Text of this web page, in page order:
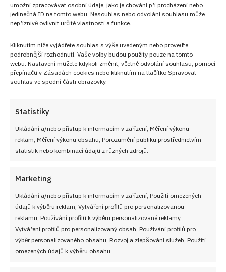
umožní zpracovávat osobní údaje, jako je chování při procházení nebo
jedinečná ID na tomto webu. Nesouhlas nebo odvolání souhlasu může
nepříznivě ovlivnit určité vlastnosti a funkce.
Kliknutím níže vyjádřete souhlas s výše uvedeným nebo proveďte
podrobnější rozhodnutí. Vaše volby budou použity pouze na tomto
webu. Nastavení můžete kdykoli změnit, včetně odvolání souhlasu, pomocí
přepínačů v Zásadách cookies nebo kliknutím na tlačítko Spravovat
souhlas ve spodní části obrazovky.
Statistiky
Ukládání a/nebo přístup k informacím v zařízení, Měření výkonu
reklam, Měření výkonu obsahu, Porozumění publiku prostřednictvím
statistik nebo kombinací údajů z různých zdrojů.
Marketing
Ukládání a/nebo přístup k informacím v zařízení, Použití omezených
údajů k výběru reklam, Vytváření profilů pro personalizovanou
reklamu, Používání profilů k výběru personalizované reklamy,
Vytváření profilů pro personalizovaný obsah, Používání profilů pro
výběr personalizovaného obsahu, Rozvoj a zlepšování služeb, Použití
omezených údajů k výběru obsahu.
VIDEO RECEPT